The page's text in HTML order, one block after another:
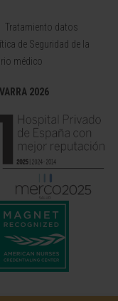
Tratamiento datos
de Seguridad de la
médico
2026